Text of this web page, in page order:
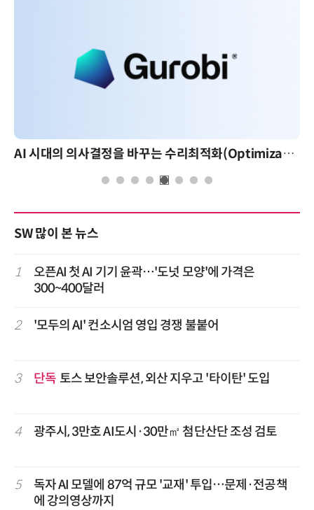
AI 핀옵스 실전 세미나: 폭증하는 AI 토큰 비용 관리 전략
SW 많이 본 뉴스
1
오픈AI 첫 AI 기기 윤곽…'도넛 모양'에 가격은
300~400달러
2 '모두의 AI' 컨소시엄 영입 경쟁 불붙어
3 단독 토스 보안솔루션, 외산 지우고 '타이탄' 도입
4 광주시, 3만호 AI도시·30만㎡ 첨단산단 조성 검토
5
독자 AI 모델에 87억 규모 '교재' 투입…문제·전공책
에 강의영상까지